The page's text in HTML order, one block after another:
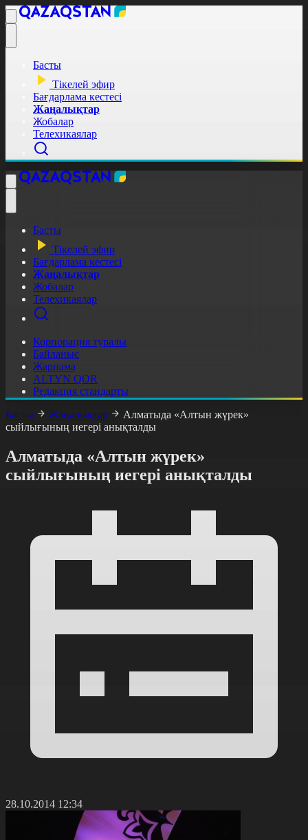
Басты
Тікелей эфир
Бағдарлама кестесі
Жаңалықтар
Жобалар
Телехикаялар
Басты
Тікелей эфир
Бағдарлама кестесі
Жаңалықтар
Жобалар
Телехикаялар
Корпорация туралы
Байланыс
Жарнама
ALTYN QOR
Редакция стандарты
Басты
Жаңалықтар
Алматыда «Алтын жүрек»
сыйлығының иегері анықталды
Алматыда «Алтын жүрек»
сыйлығының иегері анықталды
28.10.2014 12:34